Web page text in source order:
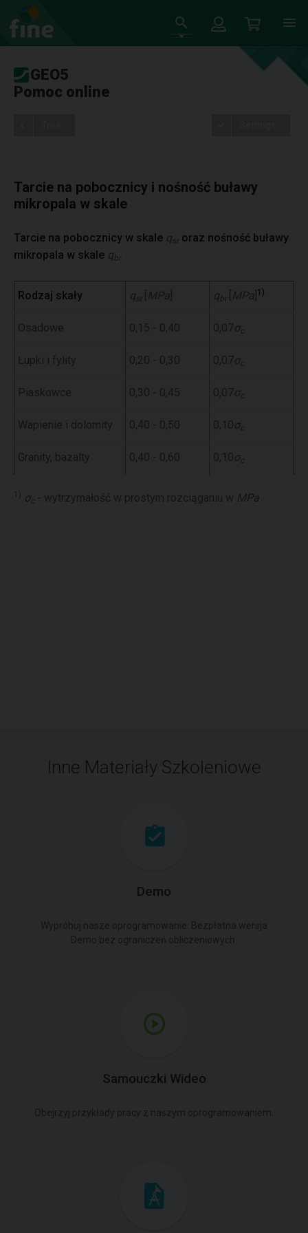
GEO5
Pomoc online
Tarcie na pobocznicy i nośność buławy
mikropala w skale
Tarcie na pobocznicy w skale qsr oraz nośność buławy
mikropala w skale qbr
Rodzaj skały qsr MPa q br MPa 1)
Osadowe 0,15 - 0,40 0,07σ
Łupki i fylity 0,20 - 0,30 0,07σ
Piaskowce 0,30 - 0,45 0,07σ
Wapienie i dolomity 0,40 - 0,50 0,10σ
Granity, bazalty 0,40 - 0,60 0,10σ
1) σ - wytrzymałość w prostym rozciąganiu w MPa
Inne Materiały Szkoleniowe
Demo
Samouczki Wideo